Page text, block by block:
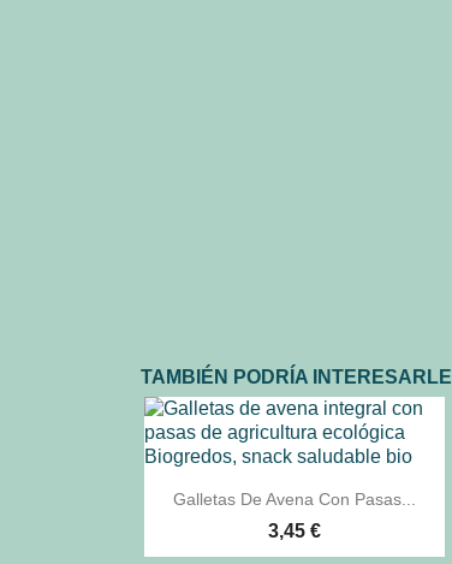
TAMBIÉN PODRÍA INTERESARLE
 Vista rápida
Galletas De Avena Con Pasas...
3,45 €